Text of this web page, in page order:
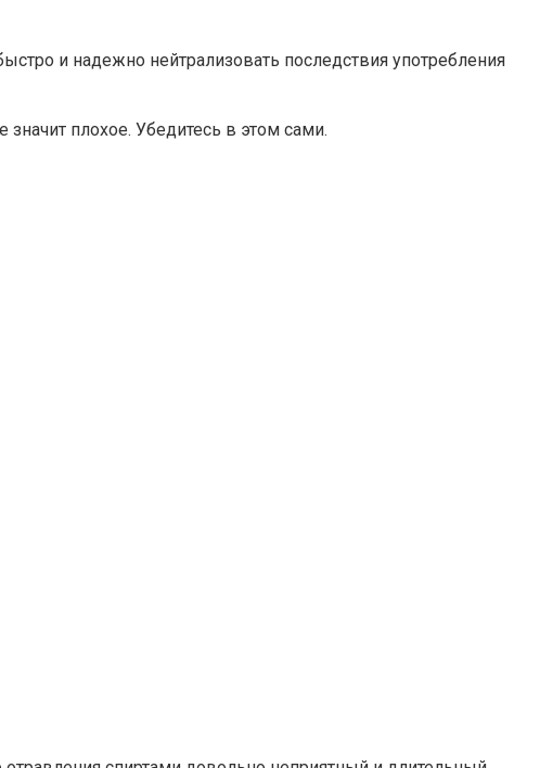
и надежно нейтрализовать последствия употребления
плохое. Убедитесь в этом сами.